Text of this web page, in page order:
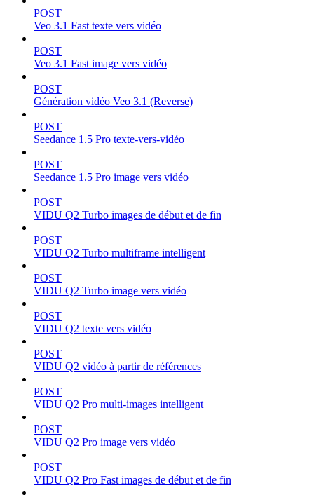
POST
Veo 3.1 Fast texte vers vidéo
POST
Veo 3.1 Fast image vers vidéo
POST
Génération vidéo Veo 3.1 (Reverse)
POST
Seedance 1.5 Pro texte-vers-vidéo
POST
Seedance 1.5 Pro image vers vidéo
POST
VIDU Q2 Turbo images de début et de fin
POST
VIDU Q2 Turbo multiframe intelligent
POST
VIDU Q2 Turbo image vers vidéo
POST
VIDU Q2 texte vers vidéo
POST
VIDU Q2 vidéo à partir de références
POST
VIDU Q2 Pro multi-images intelligent
POST
VIDU Q2 Pro image vers vidéo
POST
VIDU Q2 Pro Fast images de début et de fin